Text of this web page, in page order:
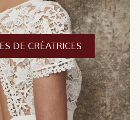
DE CRÉATRICES